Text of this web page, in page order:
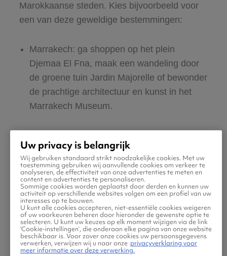
Marokkaanse steden. Kies bijvoorbeeld voor
een van deze geweldige bestemmingen:
Marrakech: ga shoppen op het plein
Djemaa El Fna, maak een wandeling door
de groene tuin Jardin Majorelle of bewonder
de prachtige architectuur en kunst in het
Marrakech Museum.
het noorden van het land. Bewonder
bijvoorbeeld het prachtige fort Kasbah van
Tanger of ga naar Kaap Spartel, die iets
buiten de stad ligt.
Fez: deze stad is een andere geweldige
bestemming voor een last-minute in
Marokko. Je dwaalt hier urenlang door de
Uw privacy is belangrijk
Wij gebruiken standaard strikt noodzakelijke cookies. Met uw
toestemming gebruiken wij aanvullende cookies om verkeer te
analyseren, de effectiviteit van onze advertenties te meten en
content en advertenties te personaliseren.
Sommige cookies worden geplaatst door derden en kunnen uw
activiteit op verschillende websites volgen om een profiel van uw
interesses op te bouwen.
U kunt alle cookies accepteren, niet-essentiële cookies weigeren
of uw voorkeuren beheren door hieronder de gewenste optie te
selecteren. U kunt uw keuzes op elk moment wijzigen via de link
‘Cookie-instellingen’, die onderaan elke pagina van onze website
beschikbaar is. Voor zover onze cookies uw persoonsgegevens
verwerken, verwijzen wij u naar onze privacyverklaring voor
meer informatie over deze verwerking.